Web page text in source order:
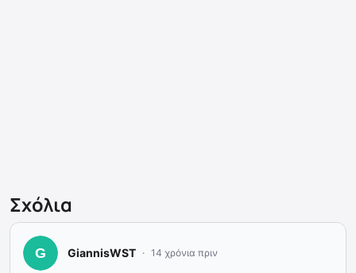
Σχόλια
GiannisWST 14 χρόνια πριν